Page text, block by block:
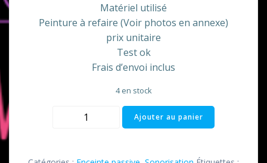
Matériel utilisé
Peinture à refaire (Voir photos en annexe)
prix unitaire
Test ok
Frais d’envoi inclus
4 en stock
quantité
Ajouter au panier